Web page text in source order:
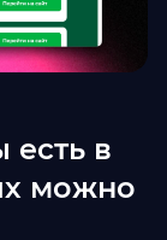
есть в
можно